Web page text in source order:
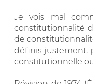
Je vois mal
constitutionnalité
de
définis justement,
constitutionnelle ou